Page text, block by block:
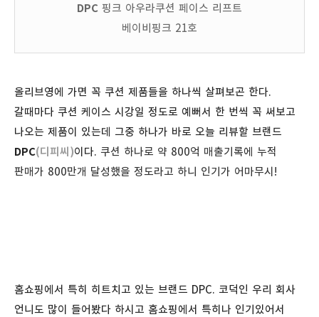
DPC핑크 아우라쿠션 페이스 리프트
베이비핑크 21호
올리브영에 가면 꼭 쿠션 제품들을 하나씩 살펴보곤 한다.
갈때마다 쿠션 케이스 시강일 정도로 예뻐서 한 번씩 꼭 써보고
나오는 제품이 있는데 그중 하나가 바로 오늘 리뷰할 브랜드
DPC(디피씨)이다. 쿠션 하나로 약 800억 매출기록에 누적
판매가 800만개 달성했을 정도라고 하니 인기가 어마무시!
홈쇼핑에서 특히 히트치고 있는 브랜드 DPC. 코덕인 우리 회사
언니도 많이 들어봤다 하시고 홈쇼핑에서 특히나 인기있어서